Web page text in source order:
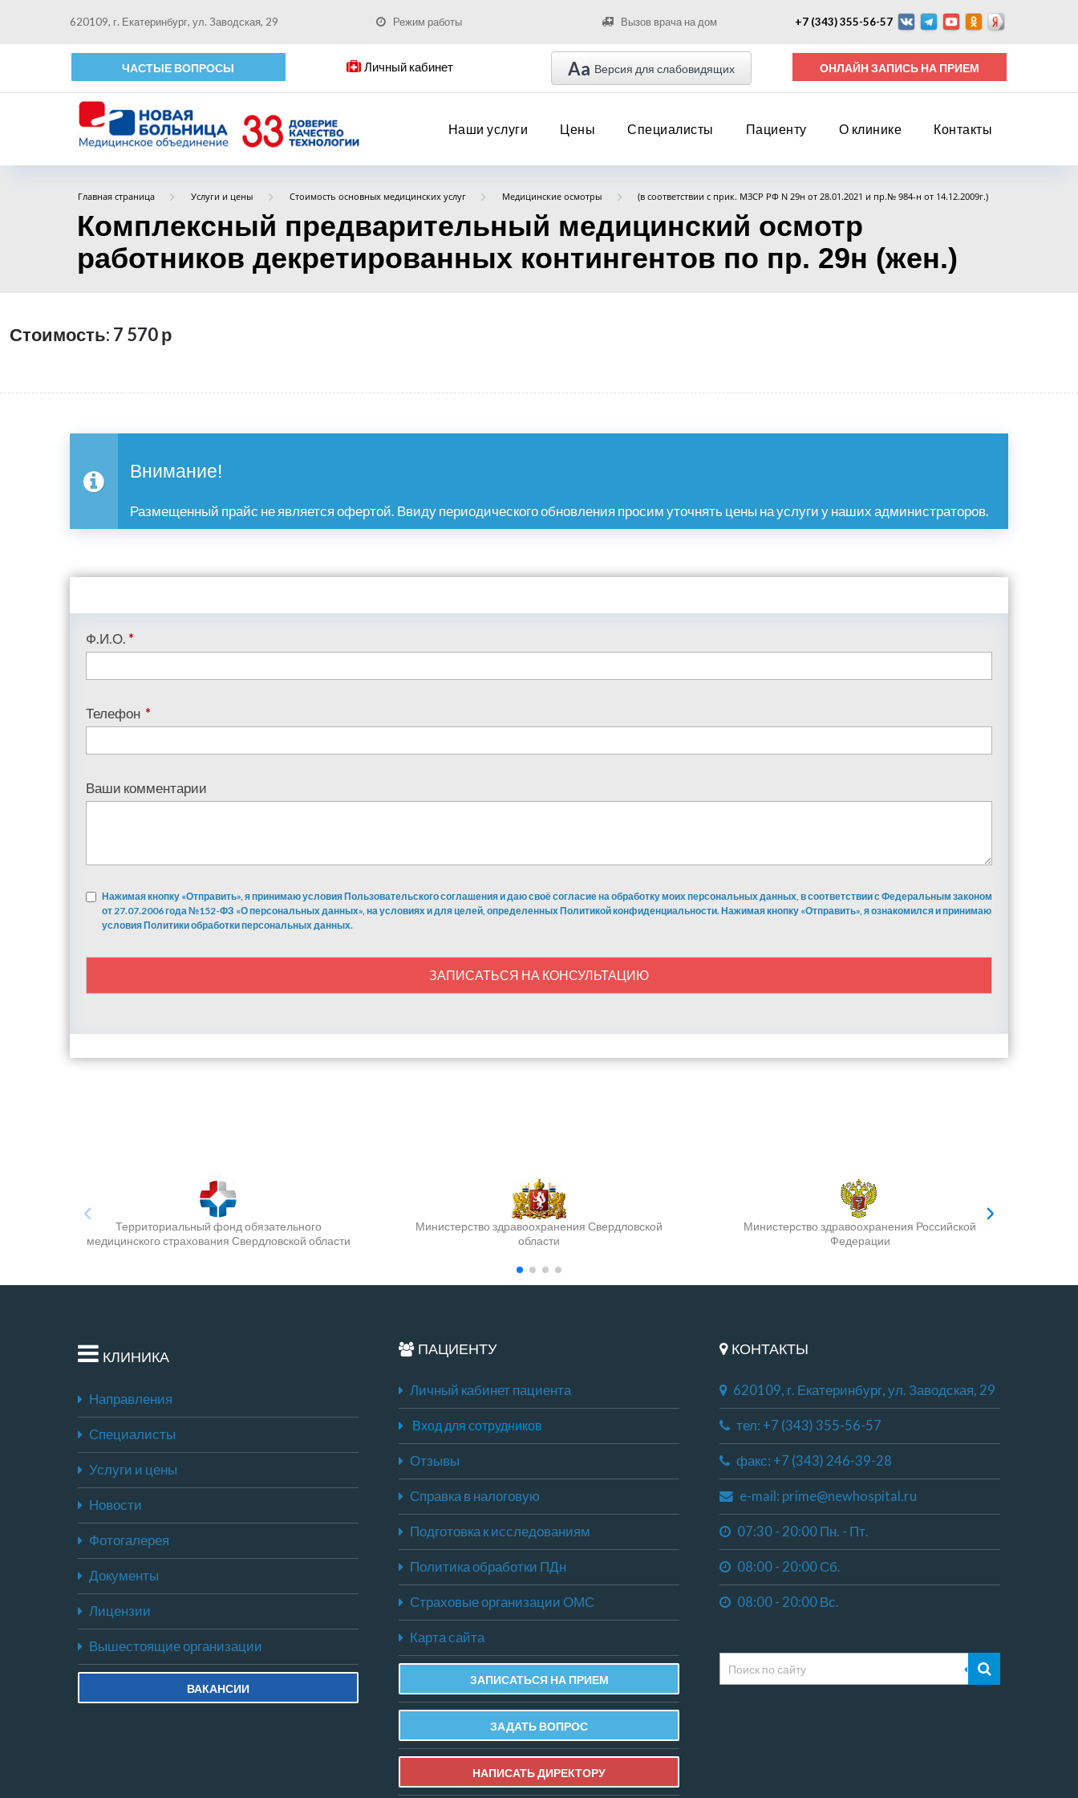
620109, г. Екатеринбург, ул. Заводская, 29 Режим работы Вызов врача на дом +7 (343) 355-56-57
ЧАСТЫЕ ВОПРОСЫ Личный кабинет Aa Версия для слабовидящих ОНЛАЙН ЗАПИСЬ НА ПРИЕМ
Наши услуги Цены Специалисты Пациенту О клинике Контакты
Главная страница Услуги и цены Стоимость основных медицинских услуг Медицинские осмотры (в соответствии с прик. МЗСР РФ N 29н от 28.01.2021 и пр.№ 984-н от 14.12.2009г.)
Комплексный предварительный медицинский осмотр
работников декретированных контингентов по пр. 29н (жен.)
Стоимость: 7 570р
Внимание!
Размещенный прайс не является офертой. Ввиду периодического обновления просим уточнять цены на услуги у наших администраторов.
Ф.И.О. *
Телефон *
Ваши комментарии
Нажимая кнопку «Отправить», я принимаю условия Пользовательского соглашения и даю своё согласие на обработку моих персональных данных, в соответствии с Федеральным законом
от 27.07.2006 года №152-ФЗ «О персональных данных», на условиях и для целей, определенных Политикой конфиденциальности. Нажимая кнопку «Отправить», я ознакомился и принимаю
условия Политики обработки персональных данных.
ЗАПИСАТЬСЯ НА КОНСУЛЬТАЦИЮ
Территориальный фонд обязательного
медицинского страхования Свердловской области
Министерство здравоохранения Свердловской
области
Министерство здравоохранения Российской
Федерации
КЛИНИКА
Направления
Специалисты
Услуги и цены
Новости
Фотогалерея
Документы
Лицензии
Вышестоящие организации
ВАКАНСИИ
ПАЦИЕНТУ
Личный кабинет пациента
Вход для сотрудников
Отзывы
Справка в налоговую
Подготовка к исследованиям
Политика обработки ПДн
Страховые организации ОМС
Карта сайта
ЗАПИСАТЬСЯ НА ПРИЕМ
ЗАДАТЬ ВОПРОС
НАПИСАТЬ ДИРЕКТОРУ
КОНТАКТЫ
620109, г. Екатеринбург, ул. Заводская, 29
тел: +7 (343) 355-56-57
факс: +7 (343) 246-39-28
e-mail: prime@newhospital.ru
07:30 - 20:00 Пн. - Пт.
08:00 - 20:00 Сб.
08:00 - 20:00 Вс.